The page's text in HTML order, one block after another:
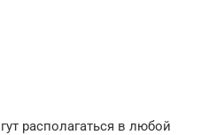
располагаться в любой